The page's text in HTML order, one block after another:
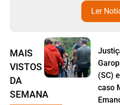
Ler
MAIS
VISTOS
DA
SEMANA
(SC)
caso